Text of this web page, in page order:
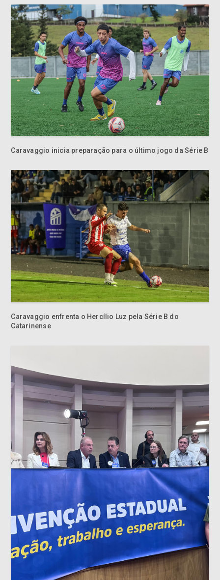
Caravaggio inicia preparação para o último jogo da Série B
Caravaggio enfrenta o Hercílio Luz pela Série B do
Catarinense